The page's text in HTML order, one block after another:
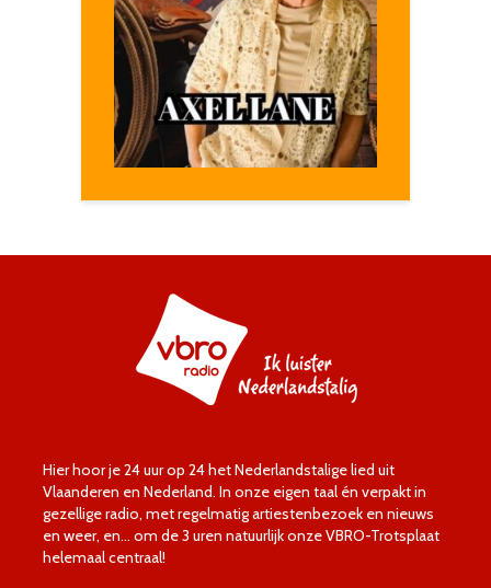
Hier hoor je 24 uur op 24 het Nederlandstalige lied uit
Vlaanderen en Nederland. In onze eigen taal én verpakt in
gezellige radio, met regelmatig artiestenbezoek en nieuws
en weer, en… om de 3 uren natuurlijk onze VBRO-Trotsplaat
helemaal centraal!